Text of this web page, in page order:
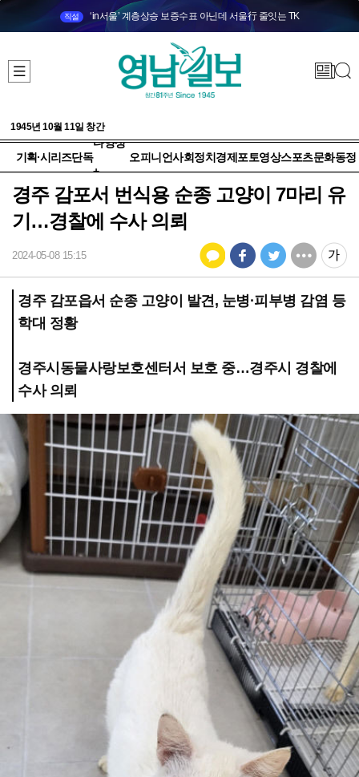
직설 ‘in서울’ 계층상승 보증수표 아닌데 서울行 줄잇는 TK
1945년 10월 11일 창간
기획·시리즈단독
다양성
+
오피니언사회정치 경제 포토영상스포츠문화동정
경주 감포서 번식용 순종 고양이 7마리 유
기…경찰에 수사 의뢰
2024-05-08 15:15
경주 감포읍서 순종 고양이 발견, 눈병·피부병 감염 등
학대 정황
경주시동물사랑보호센터서 보호 중…경주시 경찰에
수사 의뢰